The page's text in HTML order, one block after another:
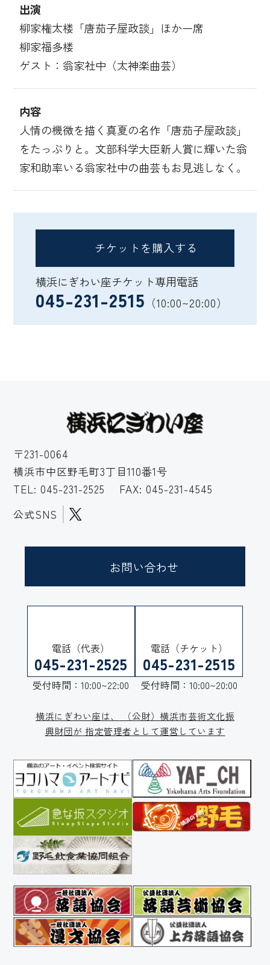
出演
柳家権太楼「唐茄子屋政談」ほか一席
柳家福多楼
ゲスト：翁家社中（太神楽曲芸）
内容
人情の機微を描く真夏の名作「唐茄子屋政談」
をたっぷりと。文部科学大臣新人賞に輝いた翁
家和助率いる翁家社中の曲芸もお見逃しなく。
チケットを購入する
横浜にぎわい座チケット専用電話
045-231-2515 （10:00~20:00）
〒231-0064
横浜市中区野毛町3丁目110番1号
TEL: 045-231-2525
FAX: 045-231-4545
公式SNS
お問い合わせ
電話（代表）
045-231-2525
受付時間：10:00~22:00
電話（チケット）
045-231-2515
受付時間：10:00~20:00
横浜にぎわい座は、
（公財）横浜市芸術文化振
興財団が 指定管理者として運営しています